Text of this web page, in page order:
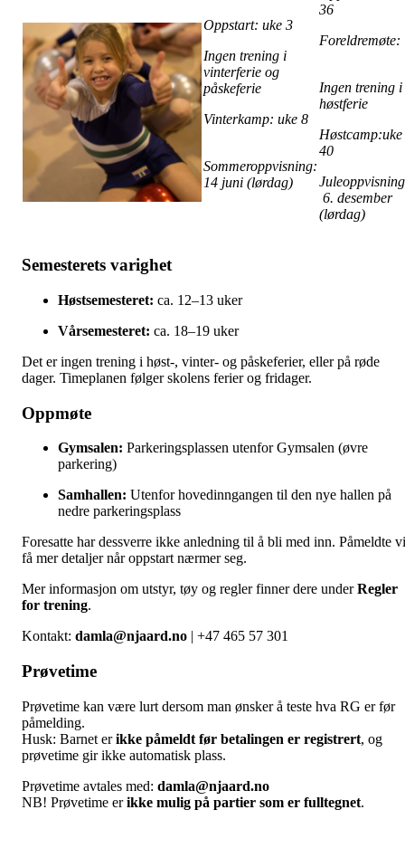
Oppstart: uke 3
Ingen trening i
vinterferie og
påskeferie
Vinterkamp: uke 8
Sommeroppvisning:
14 juni (lørdag)
36
Ingen trening i
høstferie
Høstcamp:uke
40
6. desember
(lørdag)
Semesterets varighet
Høstsemesteret: ca. 12–13 uker
Vårsemesteret: ca. 18–19 uker
Det er ingen trening i høst-, vinter- og påskeferier, eller på røde
dager. Timeplanen følger skolens ferier og fridager.
Oppmøte
Gymsalen: Parkeringsplassen utenfor Gymsalen (øvre
parkering)
Samhallen: Utenfor hovedinngangen til den nye hallen på
nedre parkeringsplass
Foresatte har dessverre ikke anledning til å bli med inn. Påmeldte
få mer detaljer når oppstart nærmer seg.
Mer informasjon om utstyr, tøy og regler finner dere underRegler
for trening.
Kontakt: damla@njaard.no | +47 465 57 301
Prøvetime
Prøvetime kan være lurt dersom man ønsker å teste hva RG er før
påmelding.
Husk: Barnet erikke påmeldt før betalingen er registrert, og
prøvetime gir ikke automatisk plass.
Prøvetime avtales med: damla@njaard.no
NB! Prøvetime erikke mulig på partier som er fulltegnet.